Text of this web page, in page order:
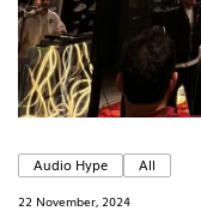
Audio Hype All
22 November, 2024